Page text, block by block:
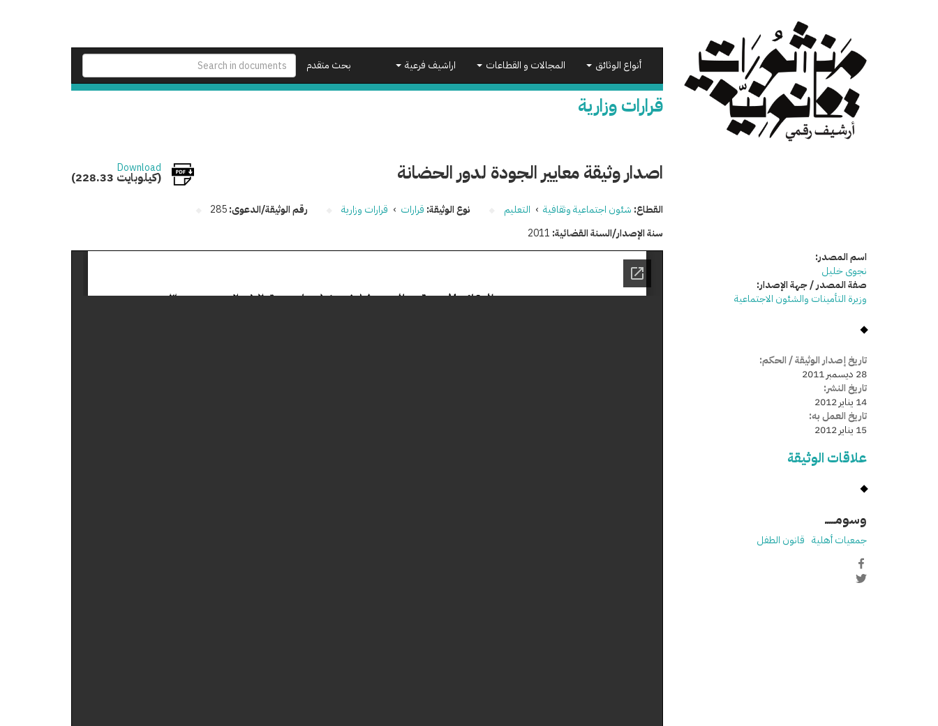
بحث متقدم
أنواع الوثائق المجالات و القطاعات اراشيف فرعية
قرارات وزارية
اصدار وثيقة معايير الجودة لدور الحضانة Download
(228.33 كيلوبايت)
القطاع: شئون اجتماعية وثقافية › التعليم نوع الوثيقة: قرارات › قرارات وزارية رقم الوثيقة/الدعوى:285
سنة الإصدار/السنة القضائية: 2011
اسم المصدر:
نجوى خليل
صفة المصدر / جهة الإصدار:
وزيرة التأمينات والشئون الاجتماعية
تاريخ إصدار الوثيقة / الحكم:
28 ديسمبر 2011
تاريخ النشر:
14 يناير 2012
تاريخ العمل به:
15 يناير 2012
علاقات الوثيقة
وسومـــــ
جمعيات أهلية قانون الطفل